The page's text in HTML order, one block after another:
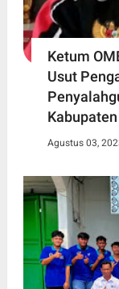
Ketum
Usut
Agustus 03,